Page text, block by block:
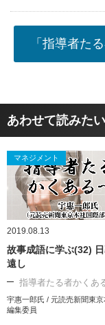
「指導者た
あわせて読みた
マネジメント
2019.08.13
故事成語に学ぶ(32)
遠し
指導者たる者かくあ
宇惠一郎氏 / 元読売新聞東
編集委員